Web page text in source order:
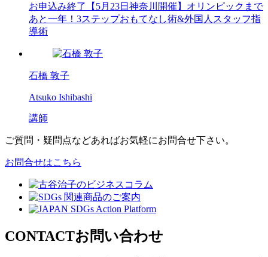
お申込み終了
【5月23日神奈川開催】オリンピックまで
あと一年！3ステップおもてなし術&外国人スタッフ指
導術
石橋 敦子
Atsuko Ishibashi
講師
ご質問・疑問点などあればお気軽にお問合せ下さい。
お問合せはこちら
CONTACTお問い合わせ